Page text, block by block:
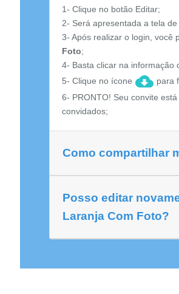
1- Clique no botão Editar;
2- Será apresentada a tela
3- Após realizar o login, você
Foto;
4- Basta clicar na informação
5- Clique no ícone
para
6- PRONTO! Seu convite
convidados;
Como compartilhar
Posso editar
Laranja Com Foto?